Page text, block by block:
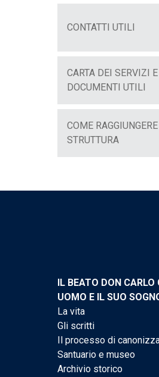
CONTATTI UTILI
CARTA DEI SERVIZI E
DOCUMENTI UTILI
COME
STRUTTURA
IL BEATO DON CARLO
UOMO E IL SUO
La vita
Gli scritti
Il processo di
Santuario e museo
Archivio storico